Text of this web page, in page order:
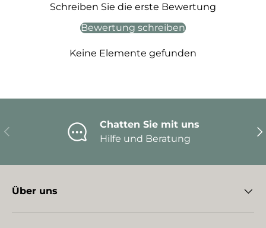
Schreiben Sie die erste Bewertung
Bewertung schreiben
Keine Elemente gefunden
Vorherige
Chatten Sie mit uns
Hilfe und Beratung
Über uns